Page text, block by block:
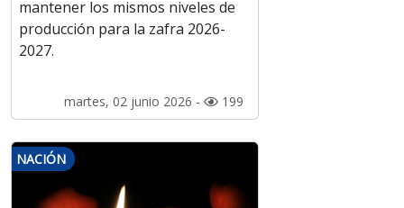
mantener los mismos niveles de
producción para la zafra 2026-
2027.
martes, 02 junio 2026 - 199
NACIÓN